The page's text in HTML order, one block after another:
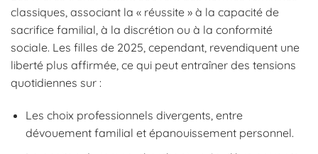
classiques, associant la « réussite » à la capacité de
sacrifice familial, à la discrétion ou à la conformité
sociale. Les filles de 2025, cependant, revendiquent une
liberté plus affirmée, ce qui peut entraîner des tensions
quotidiennes sur :
Les choix professionnels divergents, entre
dévouement familial et épanouissement personnel.